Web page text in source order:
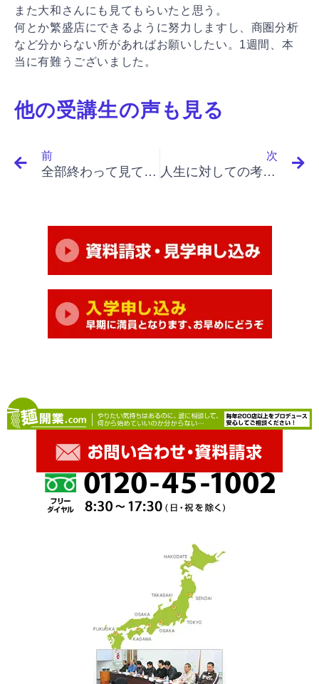
また大和さんにも見てもらいたと思う。
何とか繁盛店にできるように努力しますし、商圏分析
など分からない所があればお願いしたい。1週間、本
当に有難うございました。
他の受講生の声も見る
前
全部終わって見て、自分の方向性が少し見えた気がします
次
人生に対しての考えが変わりました